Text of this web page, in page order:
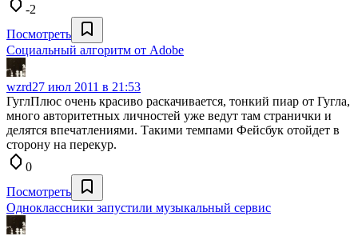
-2
Посмотреть
Социальный алгоритм от Adobe
wzrd27 июл 2011 в 21:53
ГуглПлюс очень красиво раскачивается, тонкий пиар от Гугла,
много авторитетных личностей уже ведут там странички и
делятся впечатлениями. Такими темпами Фейсбук отойдет в
сторону на перекур.
0
Посмотреть
Одноклассники запустили музыкальный сервис